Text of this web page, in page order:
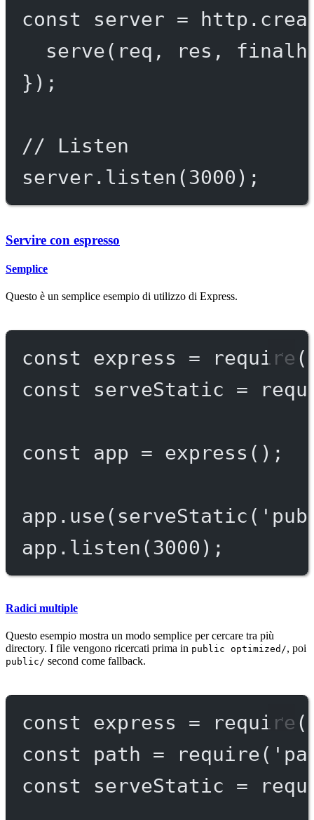
const
server = http.
serve(req, res,
});
// Listen
server. listen (3000 );
Servire con espresso
Semplice
Questo è un semplice esempio di utilizzo di Express.
const express = require (
const
serveStatic =
const app = express ();
app. use( serveStatic (
app. listen (3000 );
Radici multiple
Questo esempio mostra un modo semplice per cercare tra più
directory. I file vengono ricercati prima in public optimized/, poi
public/ second come fallback.
const express = require (
const
path = require(
const
serveStatic =